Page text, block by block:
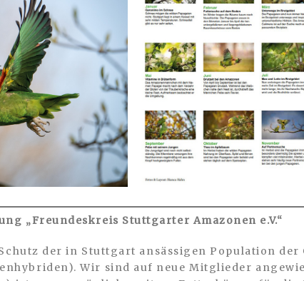
„Freundeskreis Stuttgarter Amazonen e.V.“
der in Stuttgart ansässigen Population der
Wir sind auf neue Mitglieder